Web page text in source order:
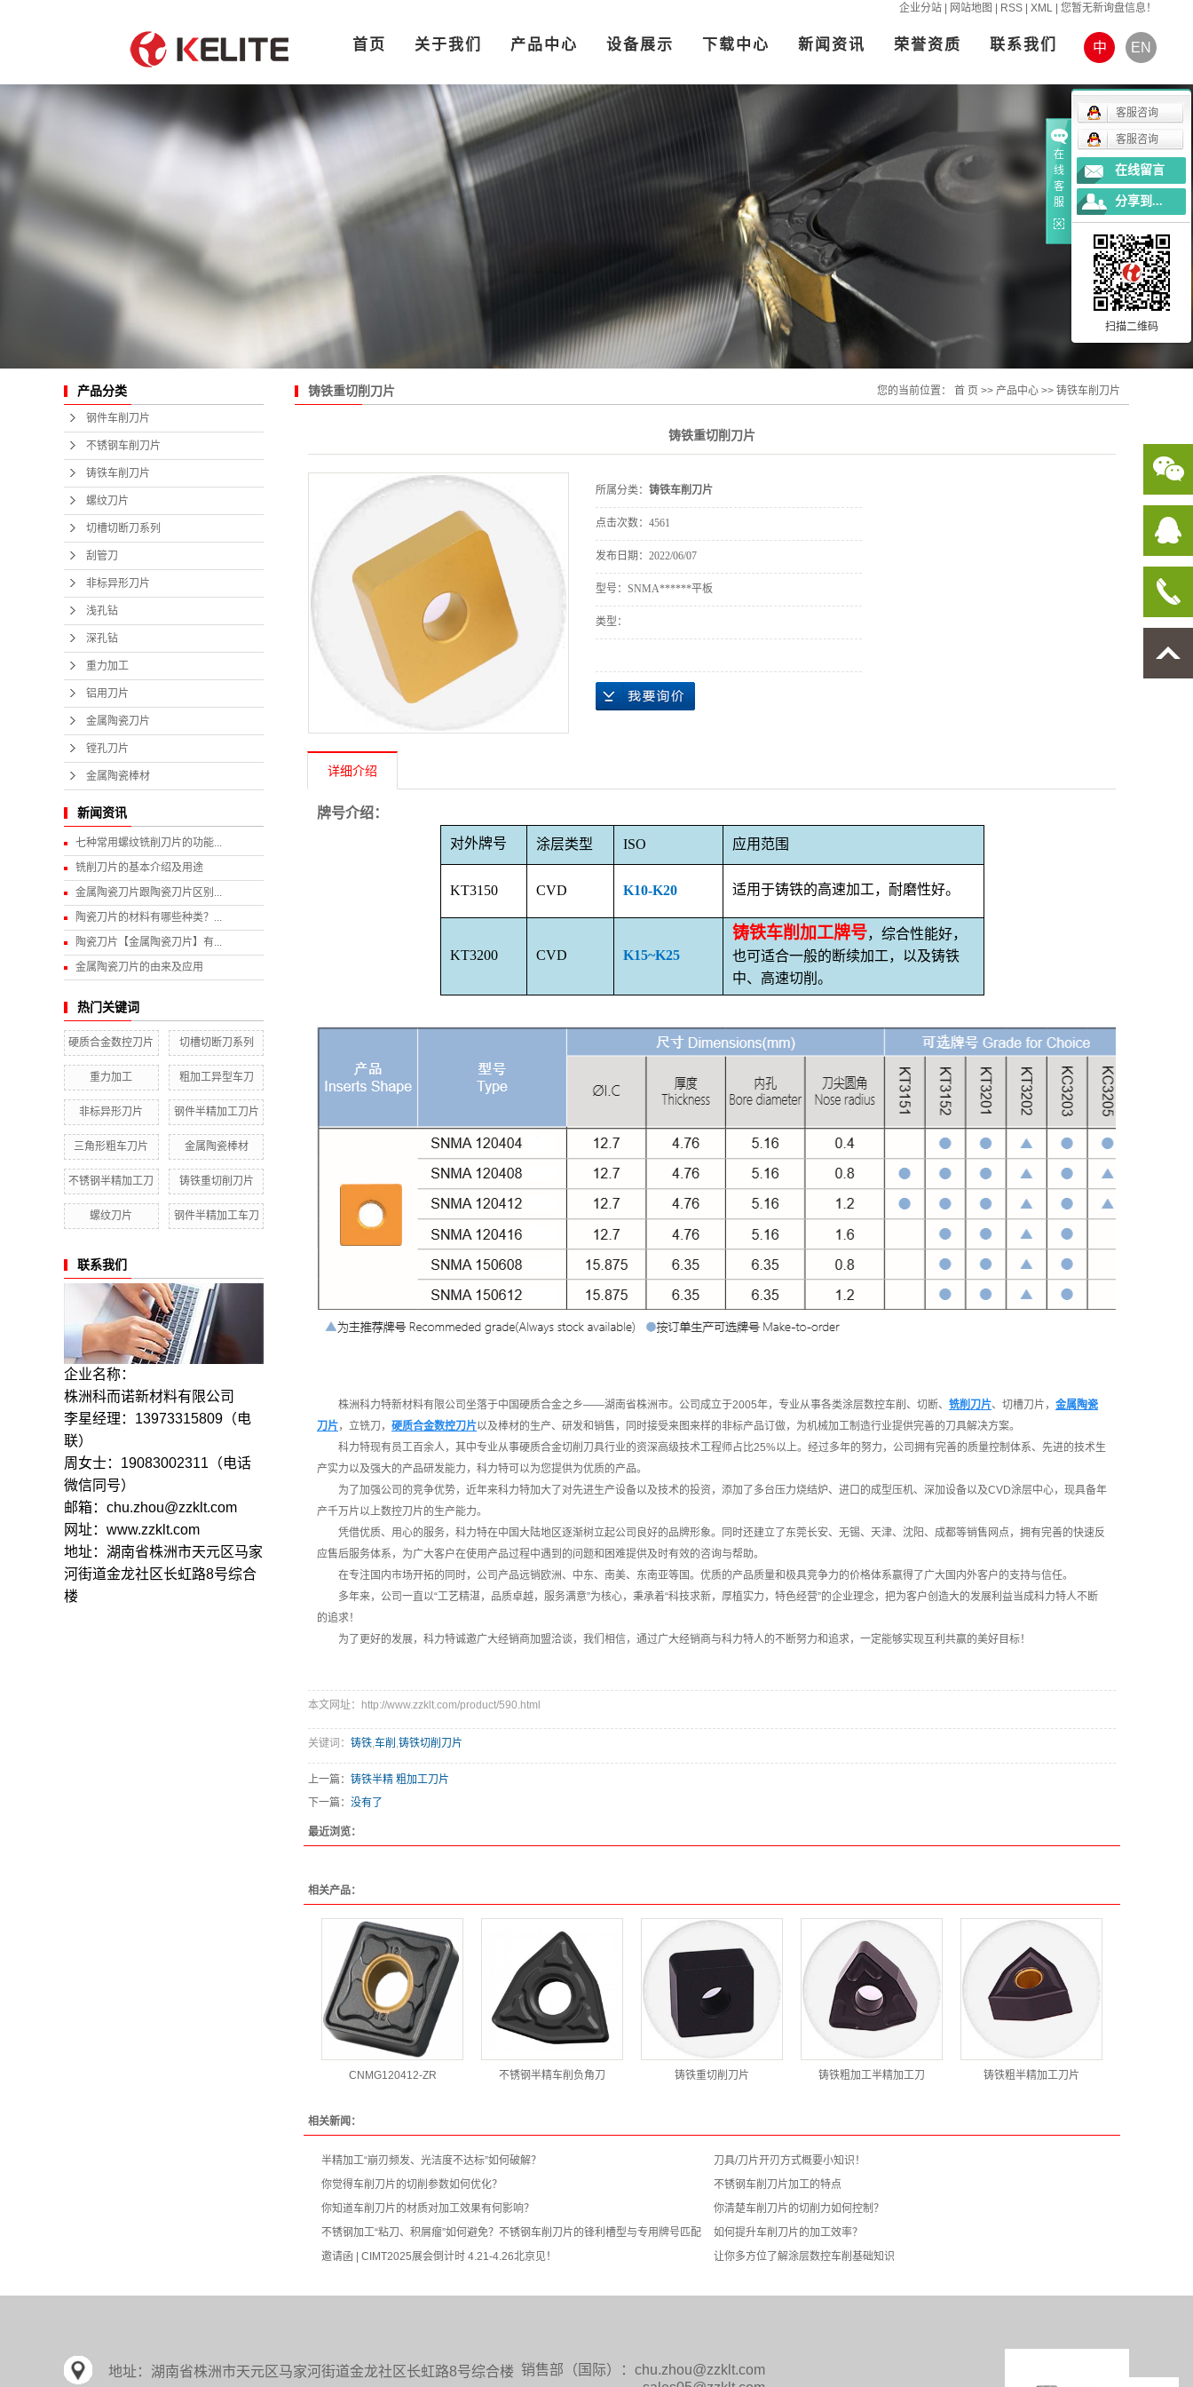
企业分站 网站地图 RSS XML 您暂无新询盘信息！
首页 关于我们 产品中心 设备展示 下载中心 新闻资讯 荣誉资质 联系我们 中 EN
产品分类
钢件车削刀片
不锈钢车削刀片
铸铁车削刀片
螺纹刀片
切槽切断刀系列
刮管刀
非标异形刀片
浅孔钻
深孔钻
重力加工
铝用刀片
金属陶瓷刀片
镗孔刀片
金属陶瓷棒材
新闻资讯
七种常用螺纹铣削刀片的功能...
铣削刀片的基本介绍及用途
金属陶瓷刀片跟陶瓷刀片区别...
陶瓷刀片的材料有哪些种类？...
陶瓷刀片【金属陶瓷刀片】有...
金属陶瓷刀片的由来及应用
热门关键词
硬质合金数控刀片 切槽切断刀系列
重力加工 粗加工异型车刀
非标异形刀片 钢件半精加工刀片
三角形粗车刀片 金属陶瓷棒材
不锈钢半精加工刀 铸铁重切削刀片
螺纹刀片 钢件半精加工车刀
联系我们
企业名称：
株洲科而诺新材料有限公司
李星经理：13973315809 （电
联）
周女士：19083002311（电话
微信同号）
邮箱：chu.zhou@zzklt.com
网址：www.zzklt.com
地址：湖南省株洲市天元区马家
河街道金龙社区长虹路8号综合
楼
铸铁重切削刀片 您的当前位置： 首 页 >> 产品中心 >> 铸铁车削刀片
铸铁重切削刀片
所属分类： 铸铁车削刀片
点击次数： 4561
发布日期： 2022/06/07
型号：SNMA******平板
类型：
详细介绍
牌号介绍：
对外牌号 涂层类型 ISO 应用范围
KT3150 CVD K10-K20 适用于铸铁的高速加工，耐磨性好。
KT3200 CVD K15~K25
铸铁车削加工牌号，综合性能好，
也可适合一般的断续加工，以及铸铁
中、高速切削。
株洲科力特新材料有限公司坐落于中国硬质合金之乡——湖南省株洲市。公司成立于2005年，专业从事各类涂层数控车削、切断、 铣削刀片、切槽刀片， 金属陶瓷
刀片，立铣刀， 硬质合金数控刀片以及棒材的生产、研发和销售，同时接受来图来样的非标产品订做，为机械加工制造行业提供完善的刀具解决方案。
科力特现有员工百余人，其中专业从事硬质合金切削刀具行业的资深高级技术工程师占比25%以上。经过多年的努力，公司拥有完善的质量控制体系、先进的技术生
产实力以及强大的产品研发能力，科力特可以为您提供为优质的产品。
为了加强公司的竞争优势，近年来科力特加大了对先进生产设备以及技术的投资，添加了多台压力烧结炉、进口的成型压机、深加设备以及CVD涂层中心，现具备年
产千万片以上数控刀片的生产能力。
凭借优质、用心的服务，科力特在中国大陆地区逐渐树立起公司良好的品牌形象。同时还建立了东莞长安、无锡、天津、沈阳、成都等销售网点，拥有完善的快速反
应售后服务体系，为广大客户在使用产品过程中遇到的问题和困难提供及时有效的咨询与帮助。
在专注国内市场开拓的同时，公司产品远销欧洲、中东、南美、东南亚等国。优质的产品质量和极具竞争力的价格体系赢得了广大国内外客户的支持与信任。
多年来，公司一直以“工艺精湛，品质卓越，服务满意”为核心，秉承着“科技求新，厚植实力，特色经营”的企业理念，把为客户创造大的发展利益当成科力特人不断
的追求！
为了更好的发展，科力特诚邀广大经销商加盟洽谈，我们相信，通过广大经销商与科力特人的不断努力和追求，一定能够实现互利共赢的美好目标！
本文网址：http://www.zzklt.com/product/590.html
关键词： 铸铁,车削 ,铸铁切削刀片
上一篇： 铸铁半精 粗加工刀片
下一篇： 没有了
最近浏览：
相关产品：
CNMG120412-ZR 不锈钢半精车削负角刀 铸铁重切削刀片 铸铁粗加工半精加工刀 铸铁粗半精加工刀片
相关新闻：
半精加工“崩刃频发、光洁度不达标”如何破解？
刀具/刀片开刃方式概要小知识！
你觉得车削刀片的切削参数如何优化？
不锈钢车削刀片加工的特点
你知道车削刀片的材质对加工效果有何影响？
你清楚车削刀片的切削力如何控制？
不锈钢加工“粘刀、积屑瘤”如何避免？不锈钢车削刀片的锋利槽型与专用牌号匹配
如何提升车削刀片的加工效率？
邀请函 | CIMT2025展会倒计时 4.21-4.26北京见！
让你多方位了解涂层数控车削基础知识
地址： 湖南省株洲市天元区马家河街道金龙社区长虹路8号综合楼 销售部 （国际）：chu.zhou@zzklt.com
在
线
客
服
客服咨询
客服咨询
在线留言
分享到...
扫描二维码